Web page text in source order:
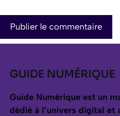
GUIDE NUMÉRIQUE
Guide Numérique est un
dédié à l’univers digital et